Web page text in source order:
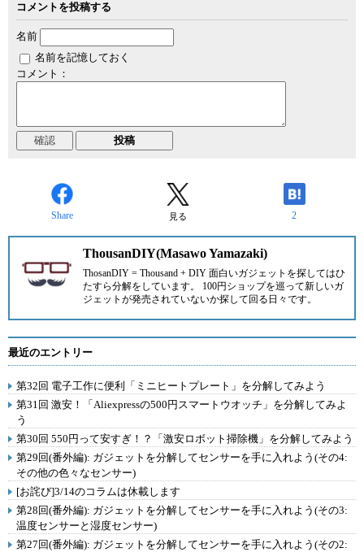
コメントを投稿する
名前
名前を記憶しておく
コメント：
Share 見る 2
ThousanDIY(Masawo Yamazaki)
ThosanDIY = Thousand + DIY 面白いガジェットを探してはひ
たすら分解をしています。 100円ショップを巡って新しいガ
ジェットが発売されていないか探して回る日々です。
最近のエントリー
第32回 電子工作に便利「ミニヒートプレート」を分解してみよう
第31回 激安！「Aliexpressの500円スマートウオッチ」を分解してみよ
う
第30回 550円って安すぎ！？「激安ロボット掃除機」を分解してみよう
第29回(番外編): ガジェットを分解してセンサーを手に入れよう(その4:
その他の色々なセンサー)
[お詫び]3/14のコラムは休載します
第28回(番外編): ガジェットを分解してセンサーを手に入れよう(その3:
温度センサーと湿度センサー)
第27回(番外編): ガジェットを分解してセンサーを手に入れよう(その2: